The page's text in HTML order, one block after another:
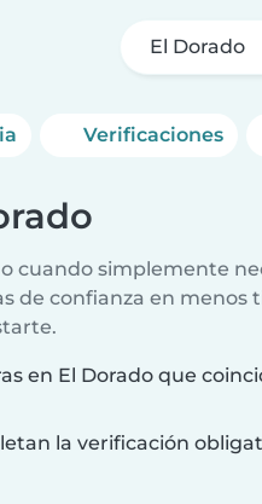
El Dorado
Verificaciones
cuando simplemente
de confianza en menos
en El Dorado que
la verificación